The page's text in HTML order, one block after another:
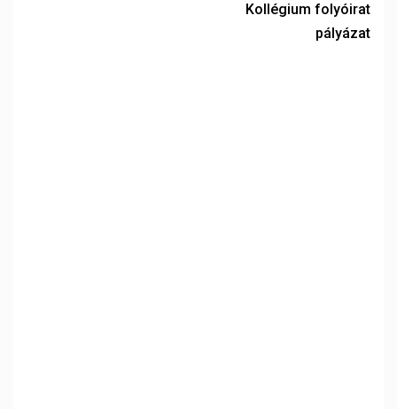
Kollégium folyóirat
pályázat